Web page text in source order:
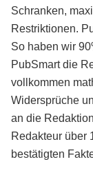
Schranken,
Restriktionen.
So haben wir
PubSmart die
vollkommen
Widersprüche
an die
Redakteur über
bestätigten